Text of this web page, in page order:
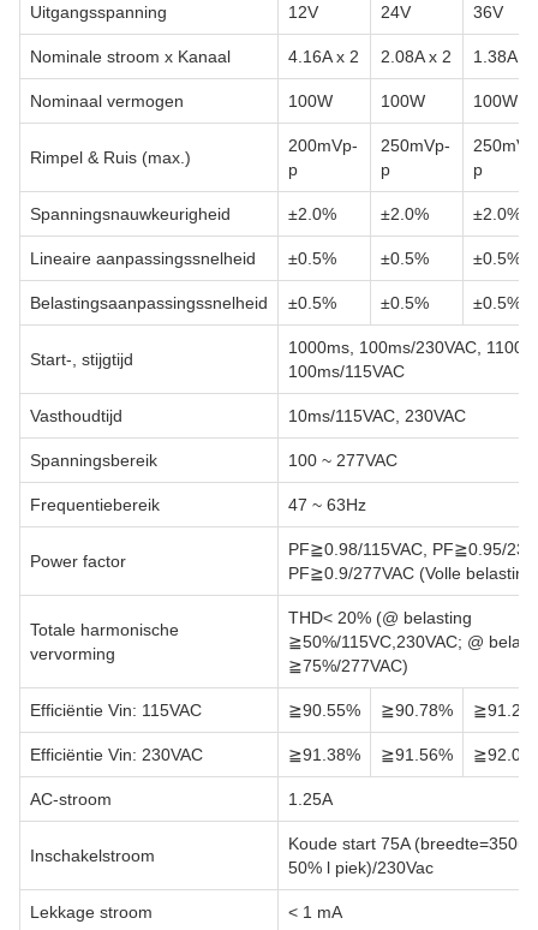
Uitgangsspanning 12V 24V 36V
Nominale stroom x Kanaal 4.16A x 2 2.08A x 2 1.38A x
Nominaal vermogen 100W 100W 100W
Rimpel & Ruis (max.)
200mVp-
p
250mVp-
p
p
Spanningsnauwkeurigheid ±2.0% ±2.0% ±2.0%
Lineaire aanpassingssnelheid ±0.5% ±0.5% ±0.5%
Belastingsaanpassingssnelheid ±0.5% ±0.5% ±0.5%
Start-, stijgtijd
1000ms, 100ms/230VAC,
100ms/115VAC
Vasthoudtijd 10ms/115VAC, 230VAC
Spanningsbereik 100 ~ 277VAC
Frequentiebereik 47 ~ 63Hz
Power factor
PF≧0.98/115VAC, PF≧0.95/
PF≧0.9/277VAC (Volle
Totale harmonische
vervorming
THD< 20% (@ belasting
≧50%/115VC,230VAC; @
≧75%/277VAC)
Efficiëntie Vin: 115VAC ≧90.55% ≧90.78%
Efficiëntie Vin: 230VAC ≧91.38% ≧91.56%
AC-stroom 1.25A
Inschakelstroom
Koude start 75A
50% l piek)/230Vac
Lekkage stroom < 1 mA